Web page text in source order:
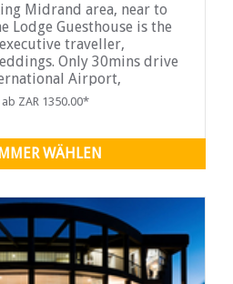
Midrand area, near to
Lodge Guesthouse is the
traveller,
Only 30mins drive
Airport,
Crowthorne ...
ZAR 1350.00*
WÄHLEN